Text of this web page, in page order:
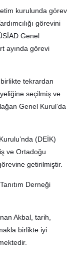
kurulunda görev
görevini
Genel
ayında görevi
tekrardan
seçilmiş ve
Genel Kurul’da
(DEİK)
ve Ortadoğu
getirilmiştir.
Derneği
Akbal, tarih,
birlikte iyi